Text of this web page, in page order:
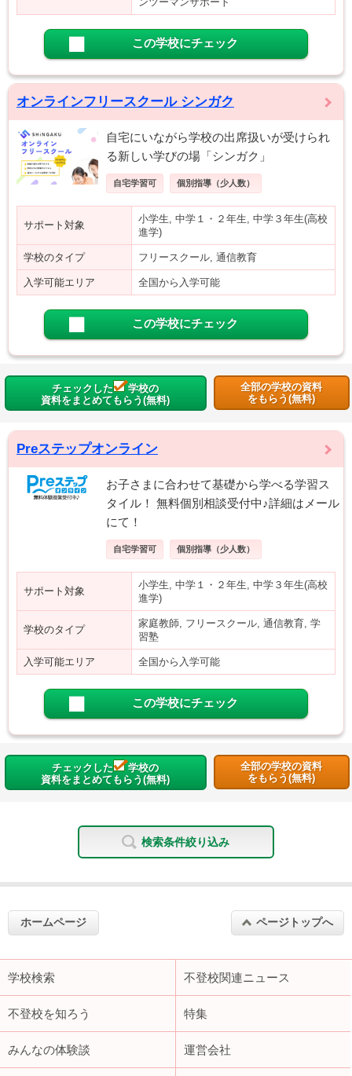
この学校にチェック
オンラインフリースクール シンガク
自宅にいながら学校の出席扱いが受けられ
る新しい学びの場「シンガク」
自宅学習可 個別指導（少人数）
サポート対象
小学生, 中学１・２年生, 中学３年生(高校
進学)
学校のタイプ フリースクール, 通信教育
入学可能エリア 全国から入学可能
この学校にチェック
チェックした
学校の
資料をまとめてもらう(無料)
全部の学校の資料
をもらう(無料)
Preステップオンライン
お子さまに合わせて基礎から学べる学習ス
タイル！ 無料個別相談受付中♪詳細はメール
にて！
自宅学習可 個別指導（少人数）
サポート対象
小学生, 中学１・２年生, 中学３年生(高校
進学)
学校のタイプ
家庭教師, フリースクール, 通信教育, 学
習塾
入学可能エリア 全国から入学可能
この学校にチェック
チェックした
学校の
資料をまとめてもらう(無料)
全部の学校の資料
をもらう(無料)
検索条件絞り込み
ホームページ ページトップへ
学校検索 不登校関連ニュース
不登校を知ろう 特集
みんなの体験談 運営会社